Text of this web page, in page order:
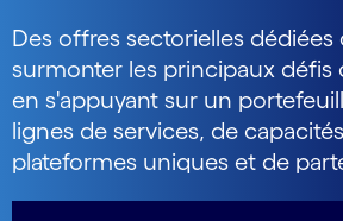
Des offres sectorielles dédiées
surmonter les principaux défis
en s'appuyant sur un
lignes de services, de
plateformes uniques et de